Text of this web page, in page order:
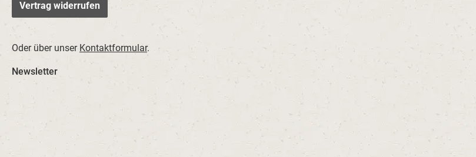
Vertrag widerrufen
Oder über unser Kontaktformular.
Newsletter